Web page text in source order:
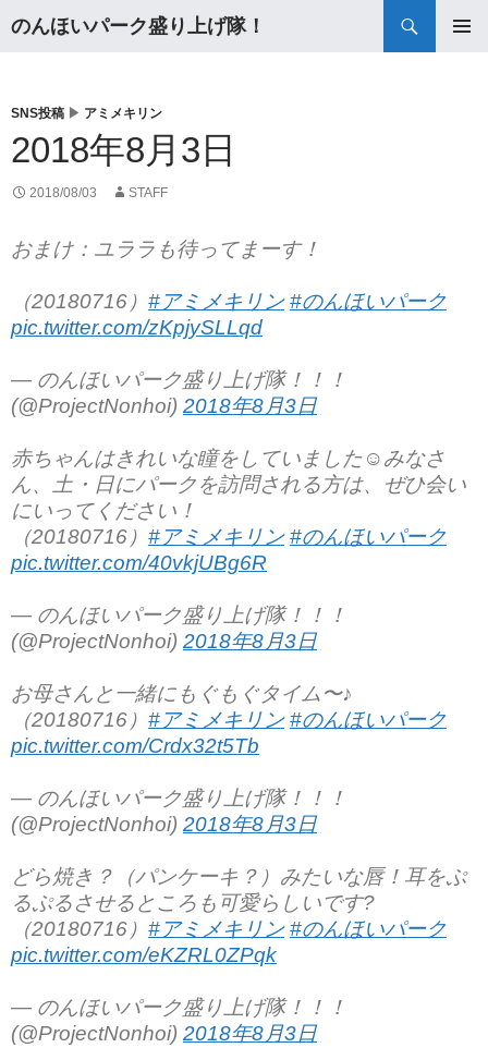
のんほいパーク盛り上げ隊！
索
ン
ツ
へ
キ
プ
SNS投稿 ▶ アミメキリン
2018年8月3日
2018/08/03 STAFF
おまけ：ユララも待ってまーす！
（20180716） #アミメキリン #のんほいパーク
pic.twitter.com/zKpjySLLqd
— のんほいパーク盛り上げ隊！！！
(@ProjectNonhoi) 2018年8月3日
赤ちゃんはきれいな瞳をしていました☺️みなさ
ん、土・日にパークを訪問される方は、ぜひ会い
にいってください！
（20180716） #アミメキリン #のんほいパーク
pic.twitter.com/40vkjUBg6R
— のんほいパーク盛り上げ隊！！！
(@ProjectNonhoi) 2018年8月3日
お母さんと一緒にもぐもぐタイム〜♪
（20180716） #アミメキリン #のんほいパーク
pic.twitter.com/Crdx32t5Tb
— のんほいパーク盛り上げ隊！！！
(@ProjectNonhoi) 2018年8月3日
どら焼き？（パンケーキ？）みたいな唇！耳をぷ
るぷるさせるところも可愛らしいです?
（20180716） #アミメキリン #のんほいパーク
pic.twitter.com/eKZRL0ZPqk
— のんほいパーク盛り上げ隊！！！
(@ProjectNonhoi) 2018年8月3日